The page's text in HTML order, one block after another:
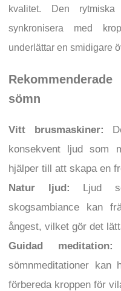
kvalitet. Den
synkronisera med
underlättar en smidigare
sömn
Vitt brusmaskiner:
konsekvent ljud som
hjälper till att skapa en
Natur ljud: Ljud
skogsambiance kan
ångest, vilket gör det
Guidad meditation:
sömnmeditationer
förbereda kroppen för